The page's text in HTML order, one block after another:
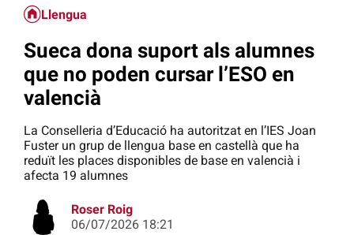
Llengua
Sueca dona suport als alumnes
que no poden cursar l’ESO en
valencià
La Conselleria d’Educació ha autoritzat en l’IES Joan
Fuster un grup de llengua base en castellà que ha
reduït les places disponibles de base en valencià i
afecta 19 alumnes
Roser Roig
06/07/2026 18:21